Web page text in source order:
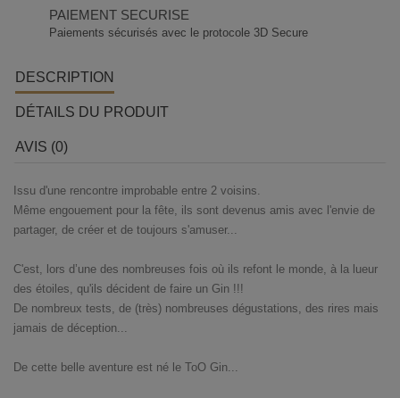
PAIEMENT SECURISE
Paiements sécurisés avec le protocole 3D Secure
DESCRIPTION
DÉTAILS DU PRODUIT
AVIS (0)
Issu d'une rencontre improbable entre 2 voisins.
Même engouement pour la fête, ils sont devenus amis avec l'envie de
partager, de créer et de toujours s'amuser...
C'est, lors d’une des nombreuses fois où ils refont le monde, à la lueur
des étoiles, qu'ils décident de faire un Gin !!!
De nombreux tests, de (très) nombreuses dégustations, des rires mais
jamais de déception...
De cette belle aventure est né le ToO Gin...